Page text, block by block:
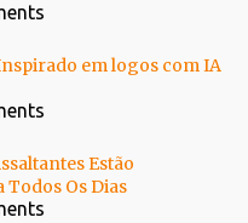
em logos com IA
Estão
Todos Os Dias